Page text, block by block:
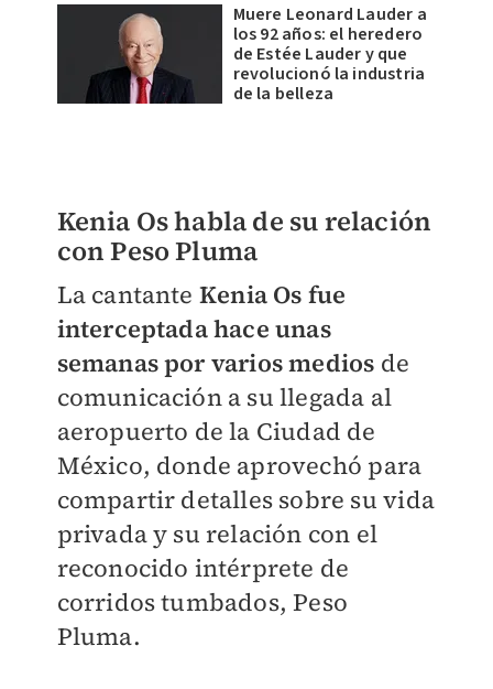
Muere Leonard Lauder a
los 92 años: el heredero
de Estée Lauder y que
revolucionó la industria
de la belleza
Kenia Os habla de su relación
con Peso Pluma
La cantante Kenia Os fue
interceptada hace unas
semanas por varios medios de
comunicación a su llegada al
aeropuerto de la Ciudad de
México, donde aprovechó para
compartir detalles sobre su vida
privada y su relación con el
reconocido intérprete de
corridos tumbados, Peso
Pluma.